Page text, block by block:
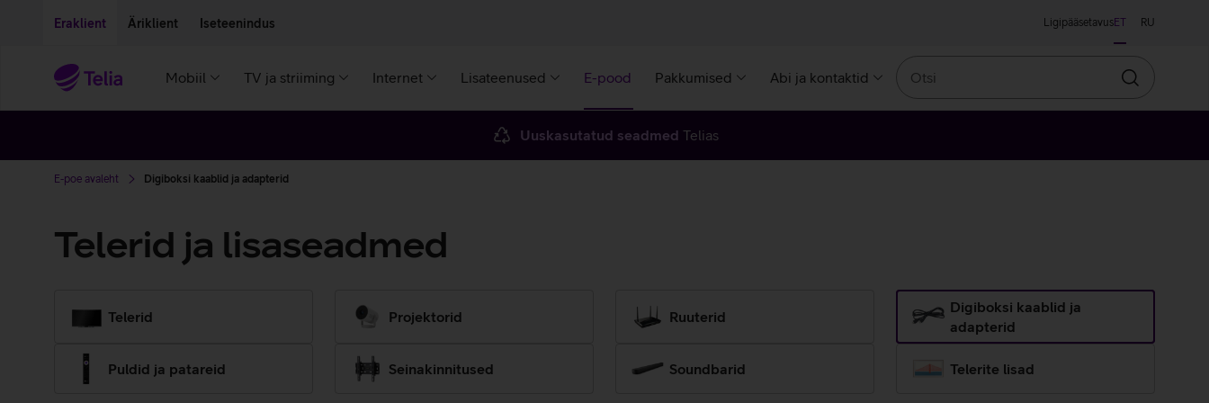
Eraklient Äriklient Iseteenindus LigipääsetavusET RU
Mobiil TV ja striiming Internet Lisateenused E-pood Pakkumised Abi ja kontaktid
Otsin
Uuskasutatud seadmed Telias
E-poe avaleht Digiboksi kaablid ja adapterid
Telerid ja lisaseadmed
Telerid Projektorid Ruuterid
Digiboksi kaablid ja
adapterid
Puldid ja patareid Seinakinnitused Soundbarid Telerite lisad